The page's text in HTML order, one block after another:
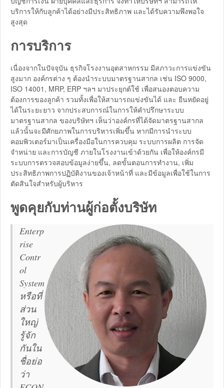
บริการให้กับลูกค้าได้อย่างมีประสิทธิภาพ และได้รับความพึงพอใจ
สูงสุด
การบริการ
เนื่องจากในปัจจุบัน ธุรกิจโรงงานอุตสาหกรรม มีสภาวะการแข่งขัน
สูงมาก องค์กรต่าง ๆ ต้องนำระบบมาตรฐานสากล เช่น ISO 9000,
ISO 14001, MRP, ERP ฯลฯ มาประยุกต์ใช้ เพื่อสนองตอบความ
ต้องการของลูกค้า รวมทั้งเพื่อให้สามารถแข่งขันได้ และ ยืนหยัดอยู่
ได้ในระยะยาว จากประสบการณ์ในการให้คำปรึกษาระบบ
มาตรฐานสากล ของบริษัทฯ เห็นว่าองค์กรที่ได้จัดมาตรฐานสากล
แล้วนั้นจะมีศักยภาพในการบริหารเพิ่มขึ้น หากมีการนำระบบ
คอมพิวเตอร์มาเป็นเครื่องมือในการควบคุม ระบบการผลิต การจัด
จำหน่าย และการบัญชี ภายในโรงงานเข้าด้วยกัน เพื่อให้องค์กรมี
ระบบการตรวจสอบข้อมูลง่ายขึ้น, ลดขั้นตอนการทำงาน, เพิ่ม
ประสิทธิภาพการปฏิบัติงานของเจ้าหน้าที่ และมีข้อมูลเพื่อใช้ในการ
ตัดสินใจสำหรับผู้บริหาร
พูดคุยกับท่านผู้ก่อตั้งบริษัท
Enterp
rise
Contr
ol
System
หรือที่
ส่วน
ใหญ่
รู้จัก
กันใน
ชื่อย่อ
ว่า